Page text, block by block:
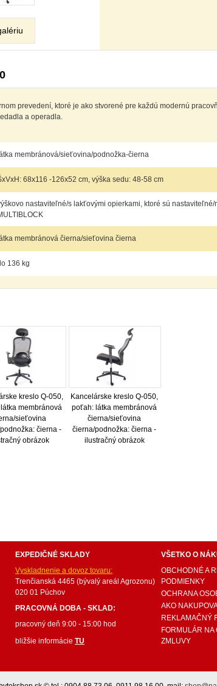
prevedení, ktoré je ako stvorené pre každú modernú
a operadla.
membránová/sieťovina/podnožka-čierna
68x116 -126x52 cm, výška sedu: 48-58 cm
nastaviteľné/s lakťovými opierkami, ktoré sú
membránová čierna/sieťovina čierna
136 kg
kreslo Q-050,
membránová
sieťovina
čierna -
obrázok
Kancelárske kreslo Q-050,
poťah: látka membránová
čierna/sieťovina
čierna/podnožka: čierna -
ilustračný obrázok
EXPEDIČNÉ SKLADY
Vyskladnenie a dovoz tovaru:
Trenčianská 4465 (bývalý areál Agrozonu)
020 01 Púchov
PRACOVNÁ DOBA - SKLAD:
pracovný deň 9:00 - 15:00 hod
bližšie informácie TU
VŠETKO O
OBCHODNÉ A
PODMIENKY
OCHRANA
AKO
REKLAMAČNÝ
FORMULÁR NA
ZMLUVY